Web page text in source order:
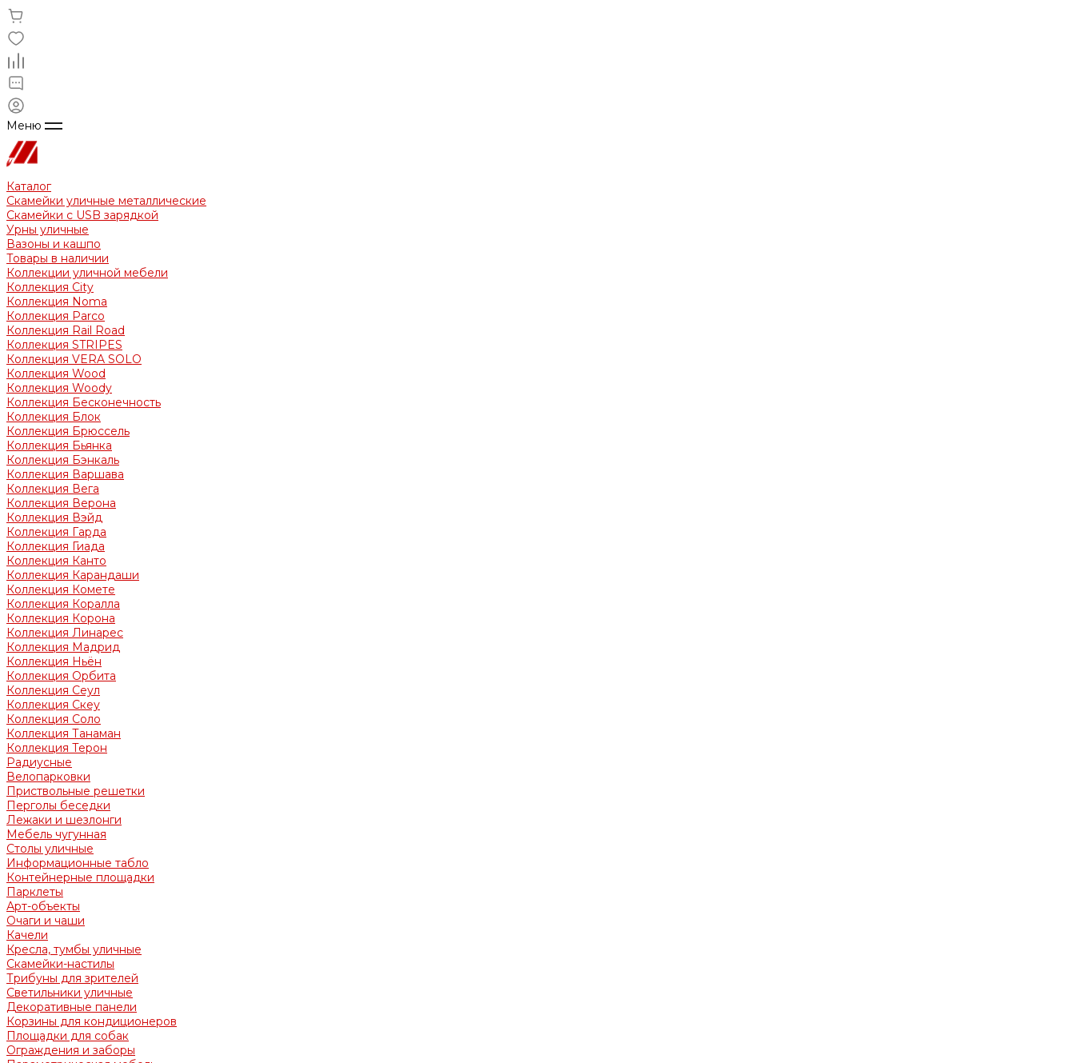
Меню
Каталог
Скамейки уличные металлические
Скамейки с USB зарядкой
Урны уличные
Вазоны и кашпо
Товары в наличии
Коллекции уличной мебели
Коллекция City
Коллекция Noma
Коллекция Parco
Коллекция Rail Road
Коллекция STRIPES
Коллекция VERA SOLO
Коллекция Wood
Коллекция Woody
Коллекция Бесконечность
Коллекция Блок
Коллекция Брюссель
Коллекция Бьянка
Коллекция Бэнкаль
Коллекция Варшава
Коллекция Вега
Коллекция Верона
Коллекция Вэйд
Коллекция Гарда
Коллекция Гиада
Коллекция Канто
Коллекция Карандаши
Коллекция Комете
Коллекция Коралла
Коллекция Корона
Коллекция Линарес
Коллекция Мадрид
Коллекция Ньён
Коллекция Орбита
Коллекция Сеул
Коллекция Скеу
Коллекция Соло
Коллекция Танаман
Коллекция Терон
Радиусные
Велопарковки
Приствольные решетки
Перголы беседки
Лежаки и шезлонги
Мебель чугунная
Столы уличные
Информационные табло
Контейнерные площадки
Парклеты
Арт-объекты
Очаги и чаши
Качели
Кресла, тумбы уличные
Скамейки-настилы
Трибуны для зрителей
Светильники уличные
Декоративные панели
Корзины для кондиционеров
Площадки для собак
Ограждения и заборы